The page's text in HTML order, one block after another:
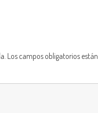
Los campos obligatorios están